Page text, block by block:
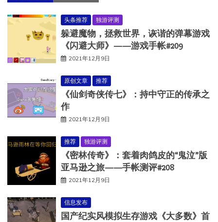
头条推荐 独游评测
躲避魔物，拯救世界，诙谐的弹幕游戏
《闪避大师》——游戏手帐#209
2021年12月9日
原创文章 推荐
《仙剑奇侠传七》：持中守正的传承之
作
2021年12月9日
推荐 独游评测
《密林传奇》：套着肉鸽皮的“鬼泣”版
亚马逊之旅——手帐测评#208
2021年12月9日
信息发布
国产纪实风模拟生存游戏《大多数》首